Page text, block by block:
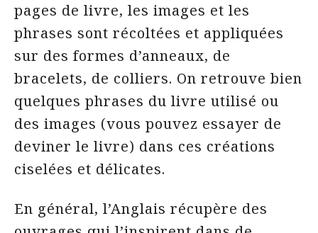
pages de livre, les images et les
phrases sont récoltées et appliquées
sur des formes d’anneaux, de
bracelets, de colliers. On retrouve bien
quelques phrases du livre utilisé ou
des images (vous pouvez essayer de
deviner le livre) dans ces créations
ciselées et délicates.
En général, l’Anglais récupère des